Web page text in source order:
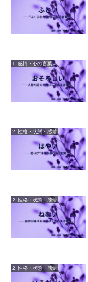
1. 感情・心の言葉
2. 性格・状態・感覚
2. 性格・状態・感覚
2. 性格・状態・感覚